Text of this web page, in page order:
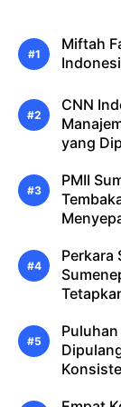
Miftah
CNN
yang
PMII
Perkara
Puluhan